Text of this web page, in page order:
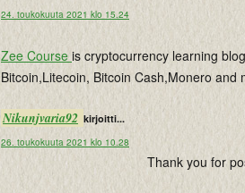
24. toukokuuta 2021 klo 15.24
Zee Courseis cryptocurrency learning
Bitcoin,Litecoin, Bitcoin Cash,Monero and
Nikunjvaria92 kirjoitti...
26. toukokuuta 2021 klo 10.28
Thank you for